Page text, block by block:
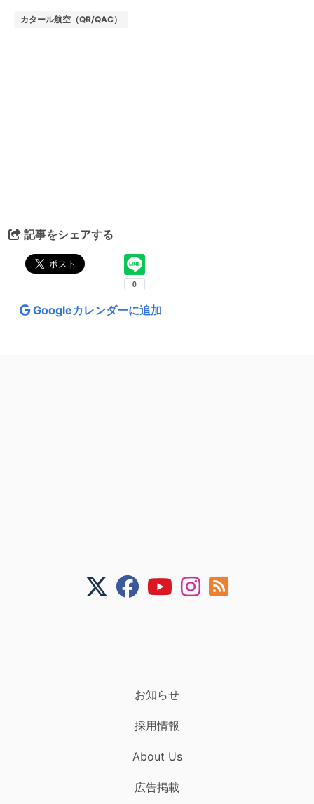
カタール航空（QR/QAC）
記事をシェアする
Googleカレンダーに追加
お知らせ
採用情報
About Us
広告掲載